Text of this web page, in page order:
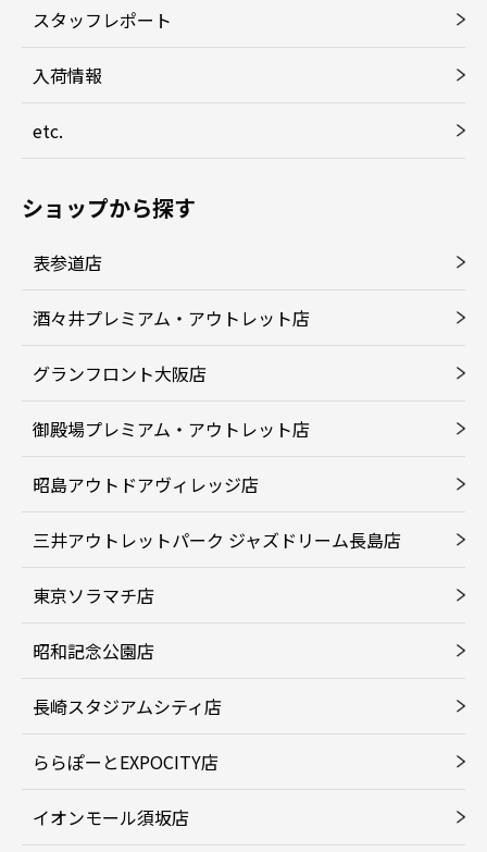
スタッフレポート
入荷情報
etc.
ショップから探す
表参道店
酒々井プレミアム・アウトレット店
グランフロント大阪店
御殿場プレミアム・アウトレット店
昭島アウトドアヴィレッジ店
三井アウトレットパーク ジャズドリーム長島店
東京ソラマチ店
昭和記念公園店
長崎スタジアムシティ店
ららぽーとEXPOCITY店
イオンモール須坂店